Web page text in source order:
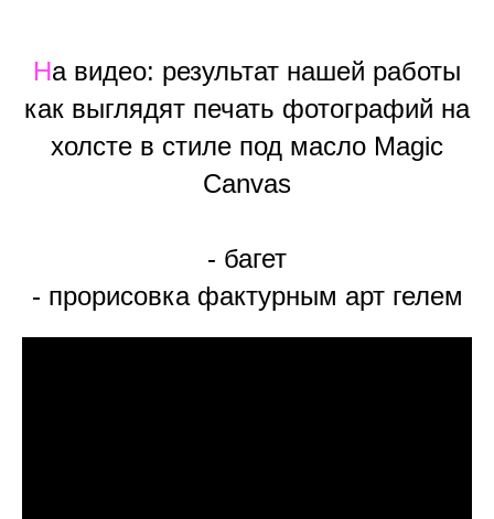
На видео: результат нашей работы
как выглядят печать фотографий на
холсте в стиле под масло Magic
Canvas
- багет
- прорисовка фактурным арт гелем